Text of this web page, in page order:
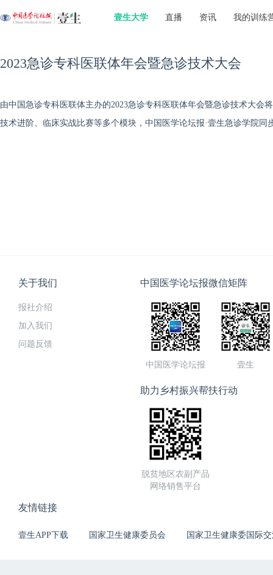
壹生大学 直播 资讯 我的训练
2023急诊专科医联体年会暨急诊技术大会
由中国急诊专科医联体主办的2023急诊专科医联体年会暨急诊技术大会
技术进阶、临床实战比赛等多个模块，中国医学论坛报·壹生急诊学院同
关于我们
报社介绍
加入我们
问题反馈
中国医学论坛报微信矩阵
中国医学论坛报 壹生
助力乡村振兴帮扶行动
脱贫地区农副产品
网络销售平台
友情链接
壹生APP下载 国家卫生健康委员会 国家卫生健康委国际